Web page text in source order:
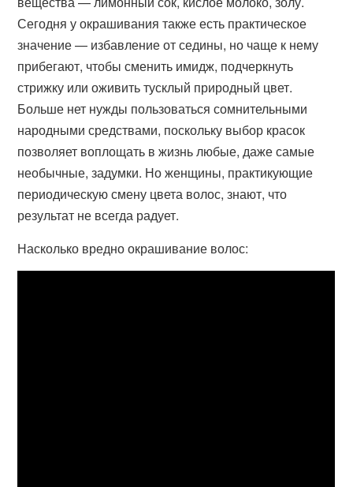
Сегодня у окрашивания также есть практическое
значение — избавление от седины, но чаще к нему
прибегают, чтобы сменить имидж, подчеркнуть
стрижку или оживить тусклый природный цвет.
Больше нет нужды пользоваться сомнительными
народными средствами, поскольку выбор красок
позволяет воплощать в жизнь любые, даже самые
необычные, задумки. Но женщины, практикующие
периодическую смену цвета волос, знают, что
результат не всегда радует.
Насколько вредно окрашивание волос: